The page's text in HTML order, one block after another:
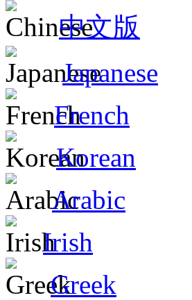
中文版
Japanese
French
Korean
Arabic
Irish
Greek